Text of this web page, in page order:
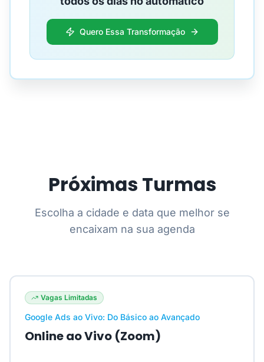
Quero Essa Transformação
Próximas Turmas
Escolha a cidade e data que melhor se
encaixam na sua agenda
Vagas Limitadas
Google Ads ao Vivo: Do Básico ao Avançado
Online ao Vivo (Zoom)